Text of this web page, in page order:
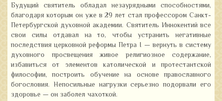
Будущий святитель обладал незаурядными способностями,
благодаря которым он уже в 29 лет стал профессором Санкт-
Петербургской духовной академии. Святитель Иннокентий все
свои силы отдавал на то, чтобы устранить негативные
последствия церковной реформы Петра I — вернуть в систему
духовного просвещения живое религиозное содержание,
избавиться от элементов католической и протестантской
философии, построить обучение на основе православного
богословия. Непосильные нагрузки серьезно подорвали его
здоровье — он заболел чахоткой.